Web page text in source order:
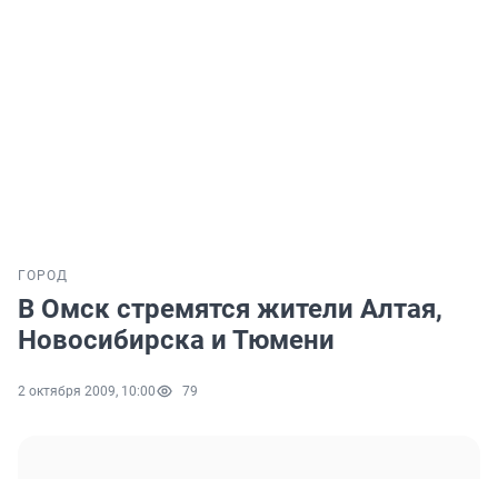
ГОРОД
В Омск стремятся жители Алтая,
Новосибирска и Тюмени
2 октября 2009, 10:00 79